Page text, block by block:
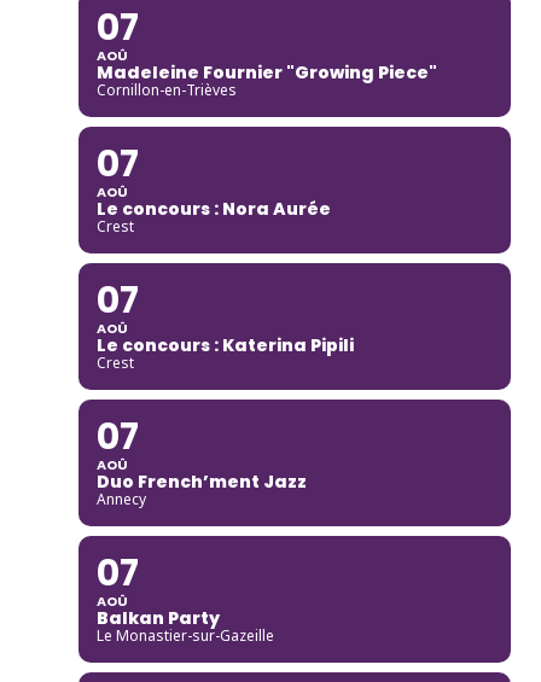
07
AOÛ
Madeleine Fournier "Growing Piece"
Cornillon-en-Trièves
07
AOÛ
Le concours : Nora Aurée
Crest
07
AOÛ
Le concours : Katerina Pipili
Crest
07
AOÛ
Duo French’ment Jazz
Annecy
07
AOÛ
Balkan Party
Le Monastier-sur-Gazeille